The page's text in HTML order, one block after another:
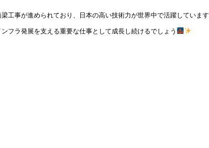
工事が進められており、日本の高い技術力が世界中で活躍しています
フラ発展を支える重要な仕事として成長し続けるでしょう